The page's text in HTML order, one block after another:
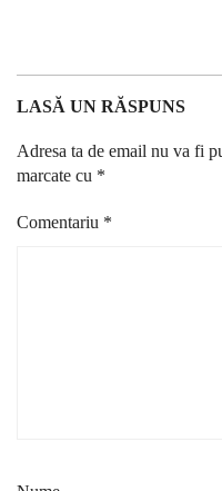
LASĂ UN RĂSPUNS
Adresa ta de email nu va fi
marcate cu *
Comentariu *